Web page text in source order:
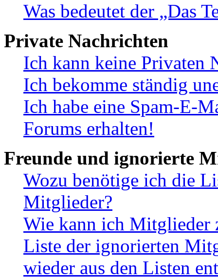
Was bedeutet der „Das
Private Nachrichten
Ich kann keine Privaten
Ich bekomme ständig
Ich habe eine Spam-E-
Forums erhalten!
Freunde und ignorierte
Wozu benötige ich die
Mitglieder?
Wie kann ich Mitglieder
Liste der ignorierten
wieder aus den Listen